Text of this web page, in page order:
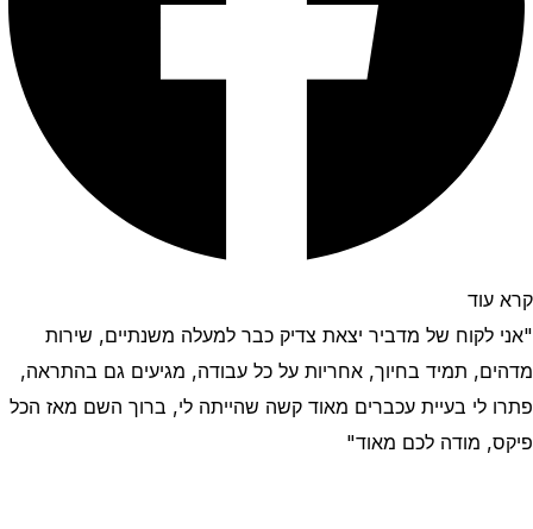
קרא עוד
"אני לקוח של מדביר יצאת צדיק כבר למעלה משנתיים, שירות
מדהים, תמיד בחיוך, אחריות על כל עבודה, מגיעים גם בהתראה,
פתרו לי בעיית עכברים מאוד קשה שהייתה לי, ברוך השם מאז הכל
פיקס, מודה לכם מאוד"